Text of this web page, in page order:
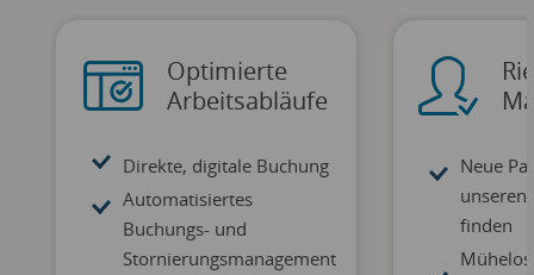
Optimierte
Arbeitsabläufe
Direkte, digitale Buchung
Automatisiertes
Buchungs- und
Stornierungsmanagement
Neue
finden